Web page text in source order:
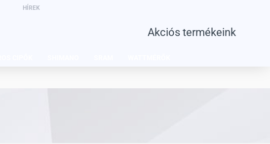
HÍREK
Akciós termékeink